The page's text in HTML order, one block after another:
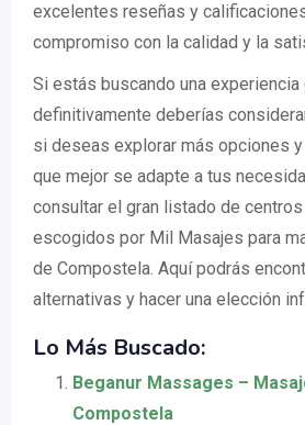
excelentes reseñas y
compromiso con la calidad y la
Si estás buscando una experiencia
definitivamente deberías
si deseas explorar más opciones
que mejor se adapte a tus
consultar el gran listado de
escogidos por Mil Masajes para
de Compostela. Aquí podrás
alternativas y hacer una elección
Lo Más Buscado:
Beganur Massages –
Compostela